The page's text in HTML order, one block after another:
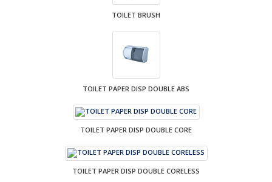
TOILET BRUSH
TOILET PAPER DISP DOUBLE ABS
TOILET PAPER DISP DOUBLE CORE
TOILET PAPER DISP DOUBLE CORELESS